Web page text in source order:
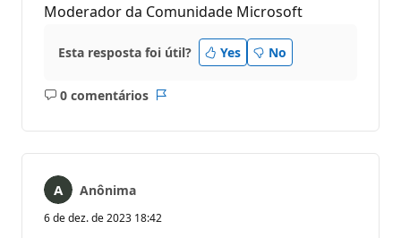
Moderador da Comunidade Microsoft
Esta resposta foi útil? Yes No
0 comentários
Sem
Anônima
6 de dez. de 2023 18:42